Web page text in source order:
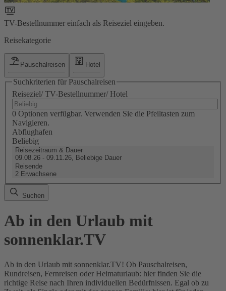
TV-Bestellnummer einfach als Reiseziel eingeben.
Reisekategorie
Pauschalreisen Hotel
Suchkriterien für Pauschalreisen
Reiseziel/ TV-Bestellnummer/ Hotel
0 Optionen verfügbar. Verwenden Sie die Pfeiltasten zum
Navigieren.
Abflughafen
Beliebig
Reisezeitraum & Dauer
09.08.26 - 09.11.26, Beliebige Dauer
Reisende
2 Erwachsene
Suchen
Ab in den Urlaub mit
sonnenklar.TV
Ab in den Urlaub mit sonnenklar.TV! Ob Pauschalreisen,
Rundreisen, Fernreisen oder Heimaturlaub: hier finden Sie die
richtige Reise nach Ihren individuellen Bedürfnissen. Egal ob zu